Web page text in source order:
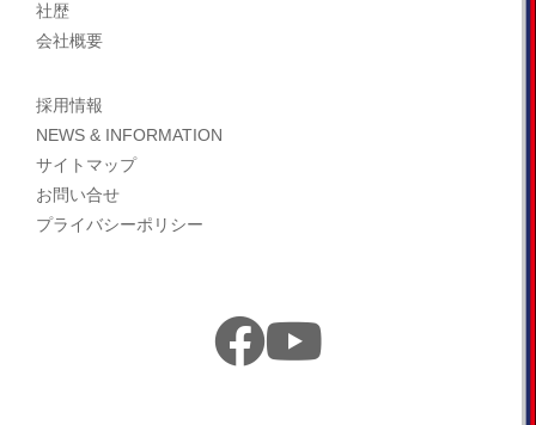
社歴
会社概要
採用情報
NEWS & INFORMATION
サイトマップ
お問い合せ
プライバシーポリシー